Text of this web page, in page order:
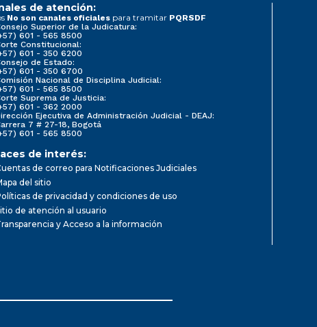
de atención:
No son canales oficiales para tramitar PQRSDF
Superior de la Judicatura:
601 - 565 8500
Constitucional:
601 - 350 6200
de Estado:
601 - 350 6700
Nacional de Disciplina Judicial:
601 - 565 8500
Suprema de Justicia:
601 - 362 2000
Ejecutiva de Administración Judicial - DEAJ:
7 # 27-18, Bogotá
601 - 565 8500
de interés:
de correo para Notificaciones Judiciales
del sitio
de privacidad y condiciones de uso
de atención al usuario
y Acceso a la información